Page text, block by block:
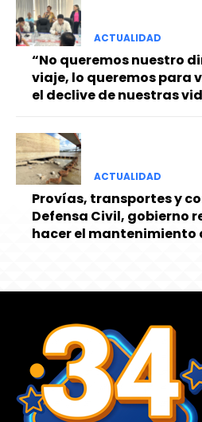
ACTUALIDAD
“No queremos nuestro
viaje, lo queremos para
el declive de nuestras
ACTUALIDAD
Provías, transportes y
Defensa Civil, gobierno
hacer el mantenimiento